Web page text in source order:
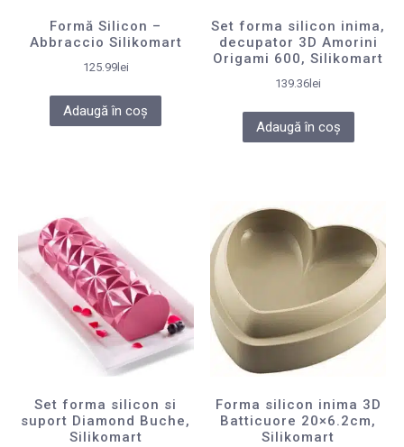
Formă Silicon –
Abbraccio Silikomart
125.99lei
Adaugă în coș
Set forma silicon inima,
decupator 3D Amorini
Origami 600, Silikomart
139.36 lei
Adaugă în coș
Set forma silicon si
suport Diamond Buche,
Silikomart
Forma silicon inima 3D
Batticuore 20×6.2cm,
Silikomart